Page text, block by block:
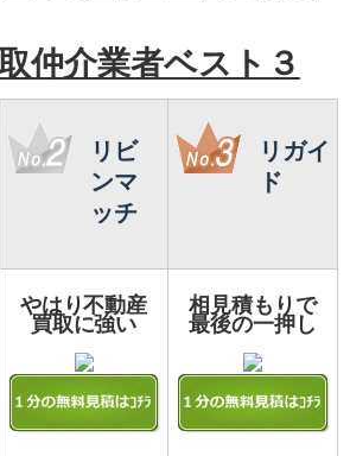
仲介業者ベスト３
リビ
ンマ
ッチ
リガイ
ド
やはり不動産
買取に強い
相見積もりで
最後の一押し